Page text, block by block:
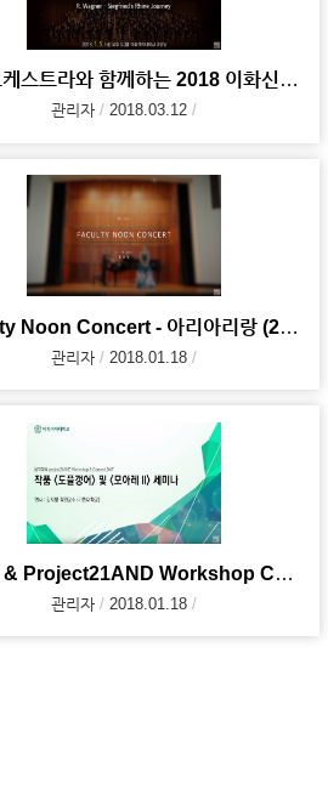
이화오케스트라와 함께하는 2018 이화신년음악회(2018.01.05)
관리자 2018.03.12
Faculty Noon Concert - 아리아리랑 (2017. 10.19)
관리자 2018.01.18
Ewha & Project21AND Workshop Concert 2017 - 김지향 교수
관리자 2018.01.18